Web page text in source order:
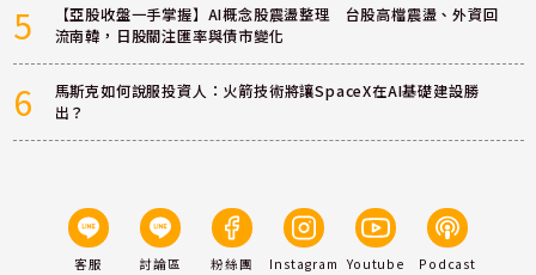
5
【亞股收盤一手掌握】AI概念股震盪整理 台股高檔震盪、外資回
流南韓，日股關注匯率與債市變化
6
馬斯克如何說服投資人：火箭技術將讓SpaceX在AI基礎建設勝
出？
客服 討論區 粉絲團 Instagram Youtube Podcast